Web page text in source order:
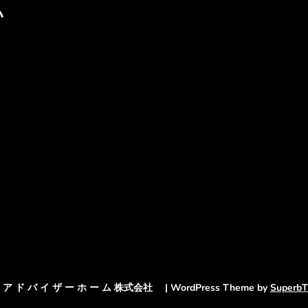
ド バ イ ザ ー ホ ー ム 株式会社 | WordPress Theme by